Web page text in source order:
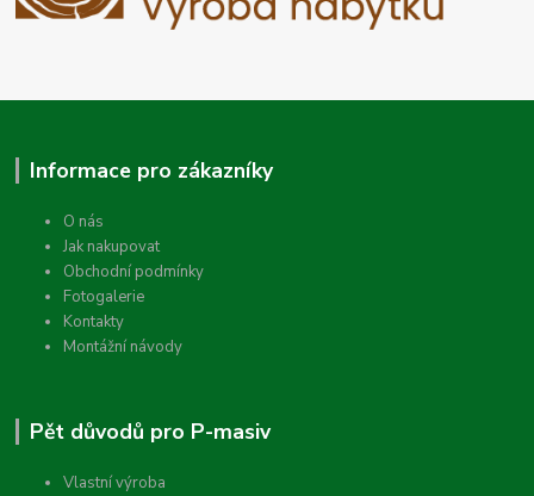
Informace pro zákazníky
O nás
Jak nakupovat
Obchodní podmínky
Fotogalerie
Kontakty
Montážní návody
Pět důvodů pro P-masiv
Vlastní výroba